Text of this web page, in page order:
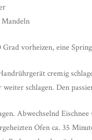
Mandeln
Grad vorheizen, eine
cremig
schlagen. Den
Abwechselnd
Ofen ca. 35